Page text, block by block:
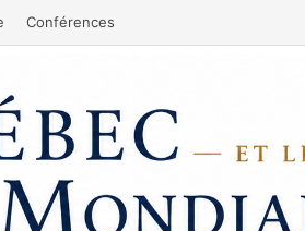
Conférences